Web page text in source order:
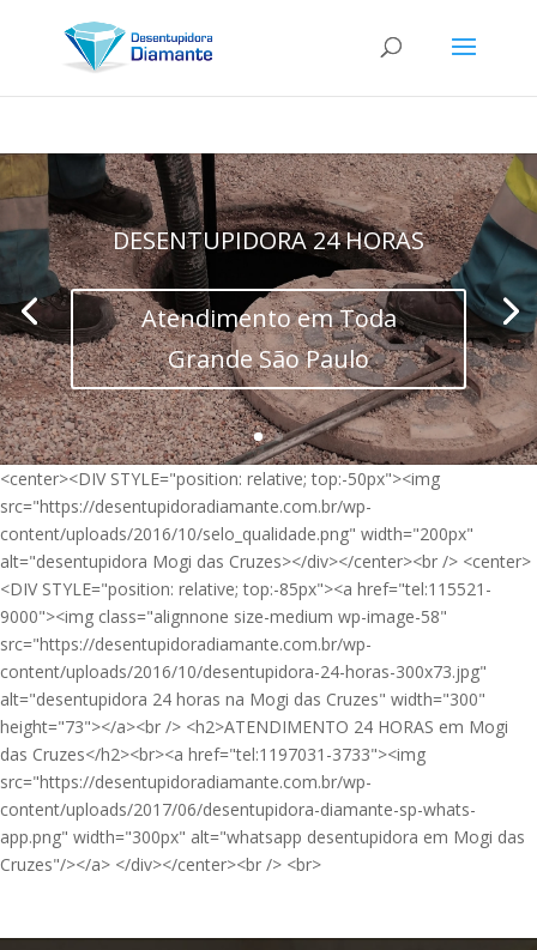
DESENTUPIDORA 24 HORAS
Atendimento em Toda
Grande São Paulo
<center><DIV STYLE="position: relative; top:-50px"><img
src="https://desentupidoradiamante.com.br/wp-
content/uploads/2016/10/selo_qualidade.png" width="200px"
alt="desentupidora Mogi das Cruzes></div></center><br /> <center>
<DIV STYLE="position: relative; top:-85px"><a href="tel:115521-
9000"><img class="alignnone size-medium wp-image-58"
src="https://desentupidoradiamante.com.br/wp-
content/uploads/2016/10/desentupidora-24-horas-300x73.jpg"
alt="desentupidora 24 horas na Mogi das Cruzes" width="300"
height="73"></a><br /> <h2>ATENDIMENTO 24 HORAS em Mogi
das Cruzes</h2><br><a href="tel:1197031-3733"><img
src="https://desentupidoradiamante.com.br/wp-
content/uploads/2017/06/desentupidora-diamante-sp-whats-
app.png" width="300px" alt="whatsapp desentupidora em Mogi das
Cruzes"/></a> </div></center><br /> <br>